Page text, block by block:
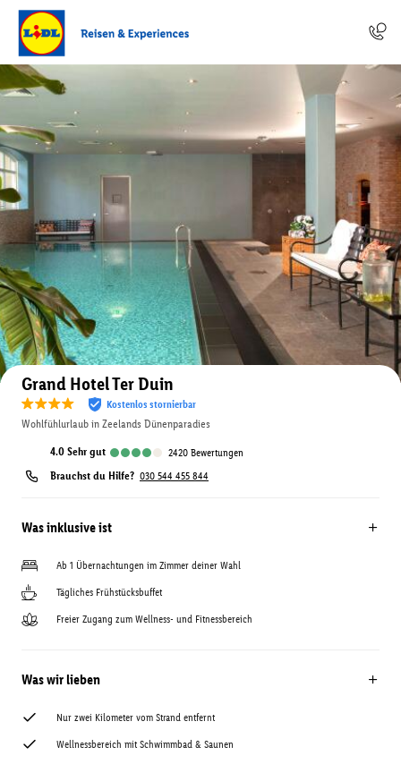
Auf der Karte anzeigen
Grand Hotel Ter Duin
Kostenlos stornierbar
Wohlfühlurlaub in Zeelands Dünenparadies
4.0 sehr gut 2420 Bewertungen
Brauchst du Hilfe? 030 544 455 844
Was inklusive ist
Ab 1 Übernachtungen im Zimmer deiner Wahl
Tägliches Frühstücksbuffet
Freier Zugang zum Wellness- und Fitnessbereich
Was wir lieben
Nur zwei Kilometer vom Strand entfernt
Wellnessbereich mit Schwimmbad & Saunen